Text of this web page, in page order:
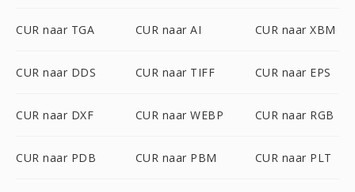
CUR naar TGA CUR naar AI CUR naar XBM
CUR naar DDS CUR naar TIFF CUR naar EPS
CUR naar DXF CUR naar WEBP CUR naar RGB
CUR naar PDB CUR naar PBM CUR naar PLT